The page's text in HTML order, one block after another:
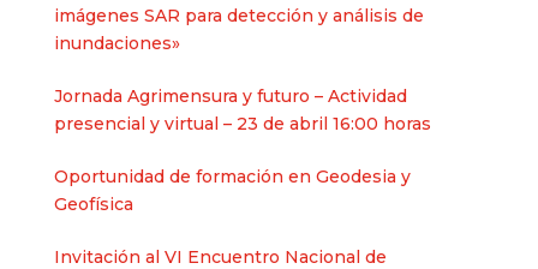
imágenes SAR para detección y análisis de
inundaciones»
Jornada Agrimensura y futuro – Actividad
presencial y virtual – 23 de abril 16:00 horas
Oportunidad de formación en Geodesia y
Geofísica
Invitación al VI Encuentro Nacional de